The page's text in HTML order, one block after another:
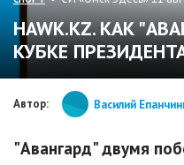
HAWK.KZ. КАК
КУБКЕ
Автор: Василий
"Авангард" двумя